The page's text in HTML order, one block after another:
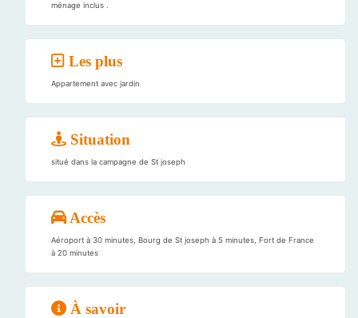
ménage inclus .
Les plus
Appartement avec jardin
Situation
situé dans la campagne de St joseph
Accès
Aéroport à 30 minutes, Bourg de St joseph à 5 minutes, Fort de France
à 20 minutes
À savoir